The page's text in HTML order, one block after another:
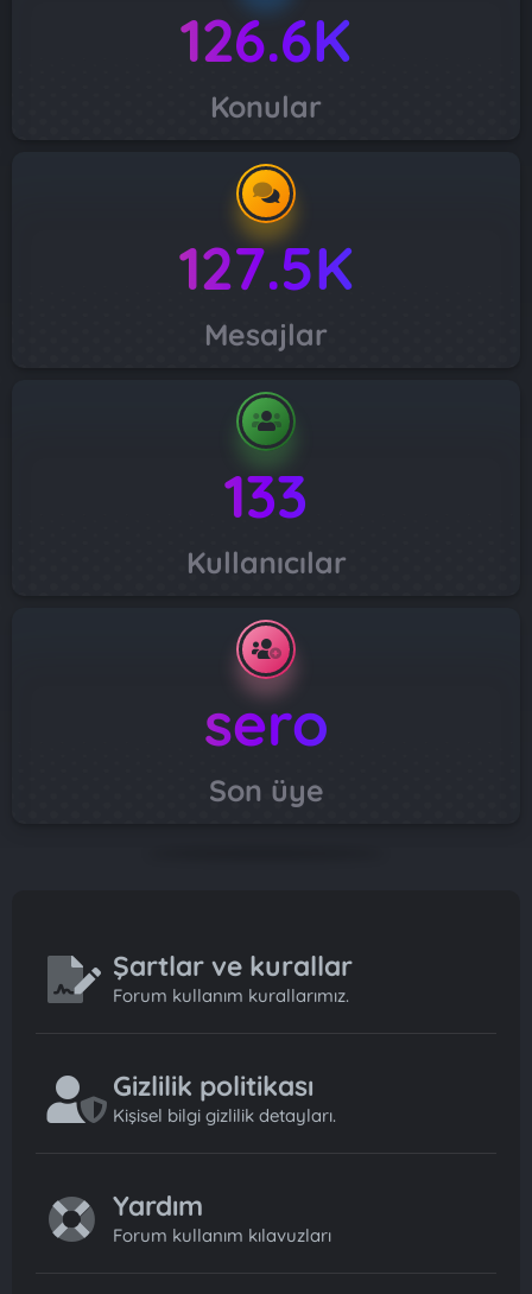
126.6K
Konular
127.5K
Mesajlar
133
Kullanıcılar
sero
Son üye
Şartlar ve kurallar
Forum kullanım kurallarımız.
Gizlilik politikası
Kişisel bilgi gizlilik detayları.
Yardım
Forum kullanım kılavuzları